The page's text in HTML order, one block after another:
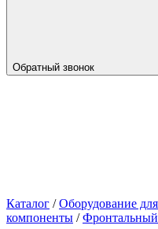
Обратный звонок
Каталог /Оборудование
компоненты /